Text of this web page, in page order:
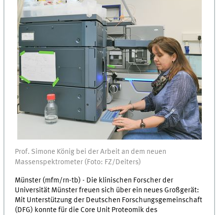
Prof. Simone König bei der Arbeit an dem neuen
Massenspektrometer (Foto: FZ/Deiters)
Münster (mfm/rn-tb) - Die klinischen Forscher der
Universität Münster freuen sich über ein neues Großgerät:
Mit Unterstützung der Deutschen Forschungsgemeinschaft
(DFG) konnte für die Core Unit Proteomik des